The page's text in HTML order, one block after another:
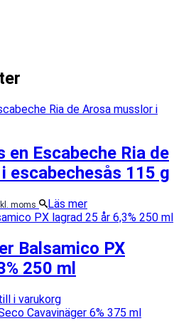
en Escabeche Ria de
escabechesås 115 g
moms Läs mer
Balsamico PX
250 ml
i varukorg